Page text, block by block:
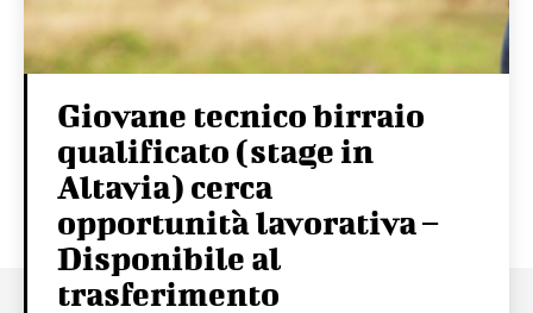
Giovane tecnico birraio
qualificato (stage in
Altavia) cerca
opportunità lavorativa –
Disponibile al
trasferimento